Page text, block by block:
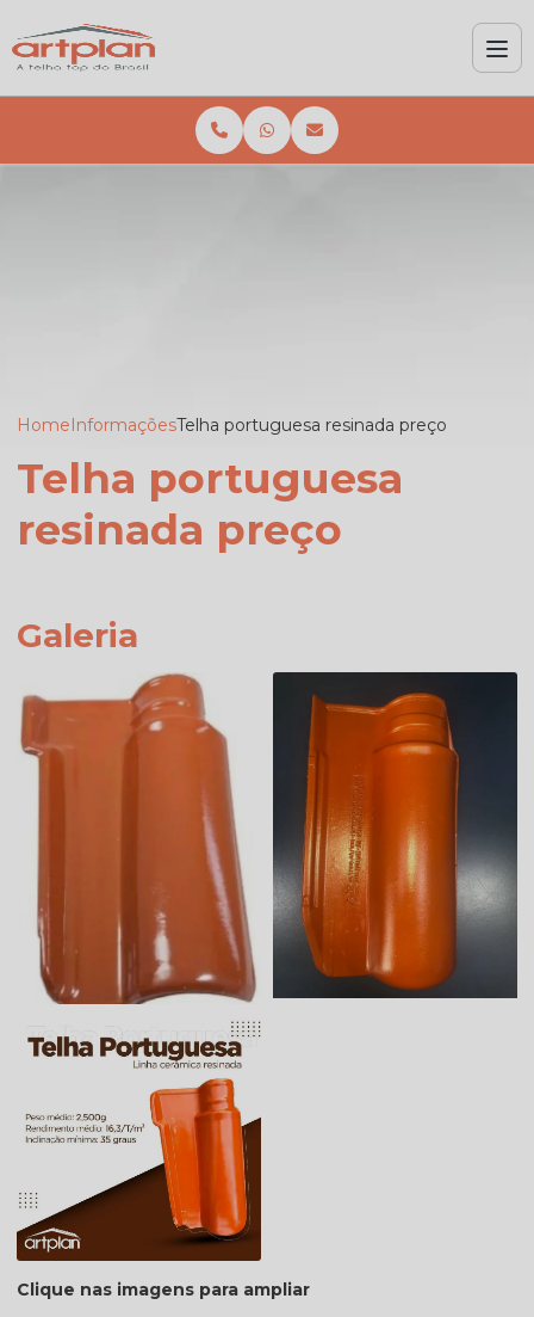
HomeInformaçõesTelha portuguesa resinada preço
Telha portuguesa
resinada preço
Galeria
Clique nas imagens para ampliar